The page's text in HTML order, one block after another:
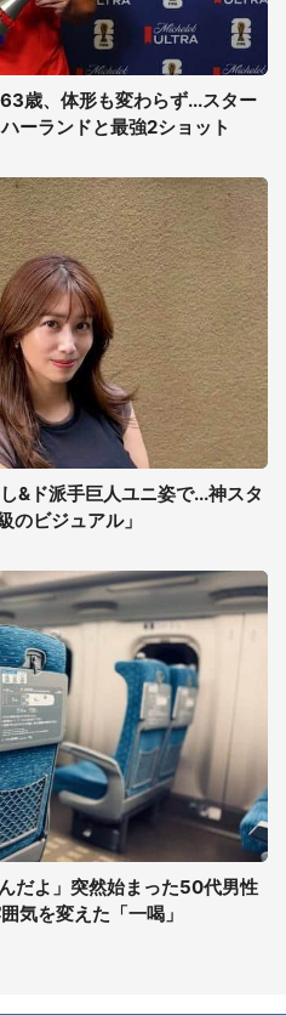
歳、体形も変わらず...スター
ーランドと最強2ショット
&ド派手巨人ユニ姿で...神スタ
のビジュアル」
だよ」突然始まった50代男性
気を変えた「一喝」